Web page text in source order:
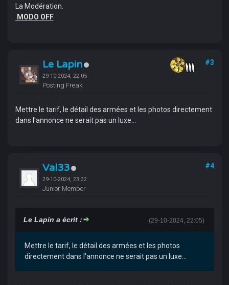
La Modération.
MODO OFF
Le Lapin
29-10-2024, 22:05
Posting Freak
#3
Mettre le tarif, le détail des armées et les photos directement
dans l'annonce ne serait pas un luxe...
Val33
29-10-2024, 23:32
Junior Member
#4
(29-10-2024, 22:05)
Le Lapin a écrit :
Mettre le tarif, le détail des armées et les photos
directement dans l'annonce ne serait pas un luxe...